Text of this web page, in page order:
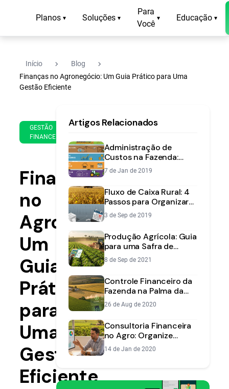
Planos ▾ Soluções ▾
Para
Você
▾ Educação ▾
Início navigate_next Blog navigate_next
Finanças no Agronegócio: Um Guia Prático para Uma
Gestão Eficiente
GESTÃO
FINANCEIRA
de
de
2023
min
leitura
Finanças
no
Agronegócio:
Um
Guia
Prático
para
Uma
Gestão
Eficiente
Artigos Relacionados
Administração de
Custos na Fazenda:
Guia para Aumentar
Rentabilidade
7 de Jan de 2019
Fluxo de Caixa Rural: 4
Passos para Organizar
Sua Fazenda
3 de Sep de 2019
Produção Agrícola: Guia
para uma Safra de
Sucesso | Aegro
8 de Sep de 2021
Controle Financeiro da
Fazenda na Palma da
Mão: Novidades do App
Aegro
26 de Aug de 2020
Consultoria Financeira
no Agro: Organize
Contas e Aumente
Faturamento
14 de Jan de 2020